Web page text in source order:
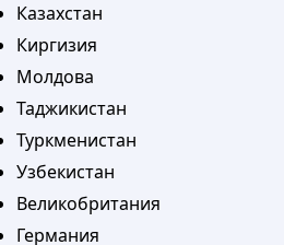
Казахстан
Киргизия
Молдова
Таджикистан
Туркменистан
Узбекистан
Великобритания
Германия